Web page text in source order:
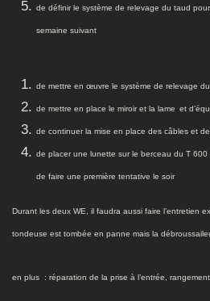
de définir le système de relevage du taud
semaine suivant
de mettre en œuvre le système de relevage du
de mettre en place le miroir et la lame et
de continuer la mise en place des câbles et
de placer une lunette sur le berceau du T
de faire une première tentative le soir
Durant les deux WE, il faudra aussi faire l’entretien
tondeuse est tombée en panne mais la
en plus : réparation de la prise à l’entrée,